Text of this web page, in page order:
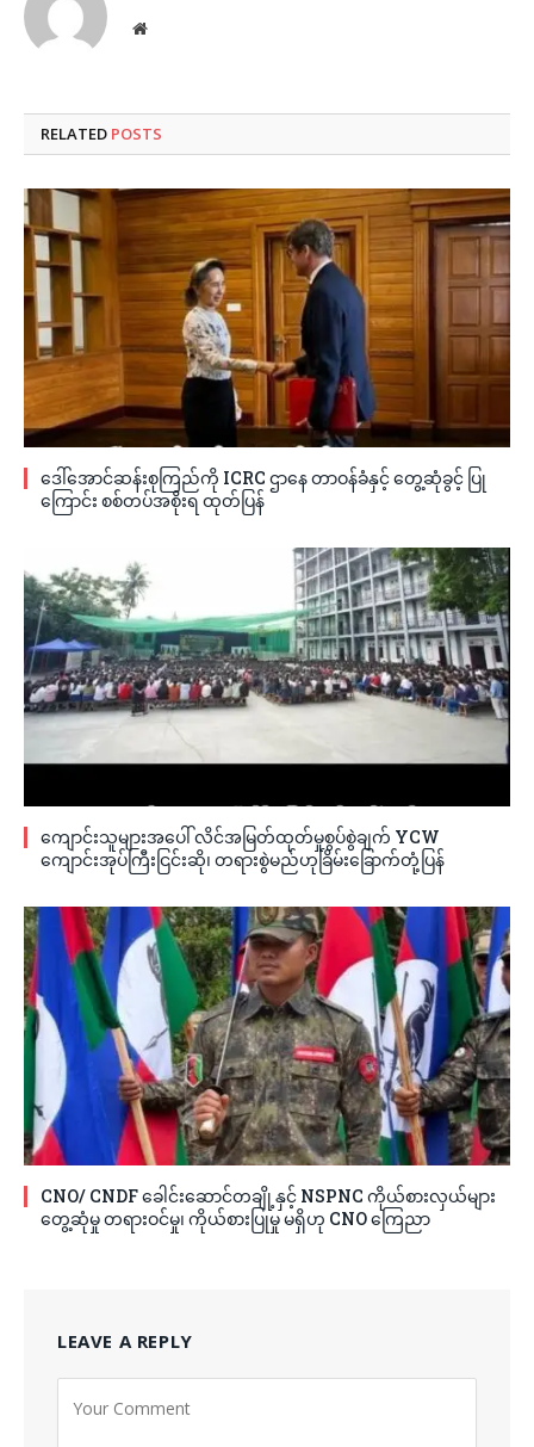
Website
RELATED POSTS
ဒေါ်အောင်ဆန်းစုကြည်ကို ICRC ဌာနေ တာဝန်ခံနှင့် တွေ့ဆုံခွင့် ပြု
ကြောင်း စစ်တပ်အစိုးရ ထုတ်ပြန်
ကျောင်းသူများအပေါ် လိင်အမြတ်ထုတ်မှုစွပ်စွဲချက် YCW
ကျောင်းအုပ်ကြီးငြင်းဆို၊ တရားစွဲမည်ဟုခြိမ်းခြောက်တုံ့ပြန်
CNO/ CNDF ခေါင်းဆောင်တချို့နှင့် NSPNC ကိုယ်စားလှယ်များ
တွေ့ဆုံမှု တရားဝင်မှု၊ ကိုယ်စားပြုမှု မရှိဟု CNO ကြေညာ
LEAVE A REPLY